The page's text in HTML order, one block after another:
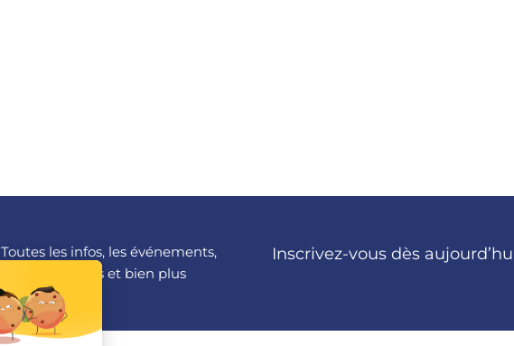
Toutes les infos, les événements,
les conférences et bien plus
Inscrivez-vous dès